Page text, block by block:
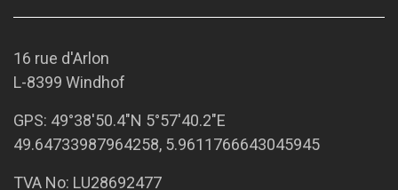
16 rue d'Arlon
L-8399 Windhof
GPS: 49°38'50.4"N 5°57'40.2"E
49.64733987964258, 5.9611766643045945
TVA No: LU28692477